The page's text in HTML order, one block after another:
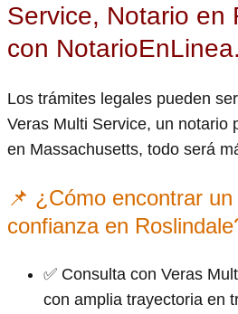
Service, Notario en
con
Los trámites legales pueden
Veras Multi Service, un notario
en Massachusetts, todo será
📌 ¿Cómo encontrar
confianza en
✅ Consulta con Veras
con amplia trayectoria en